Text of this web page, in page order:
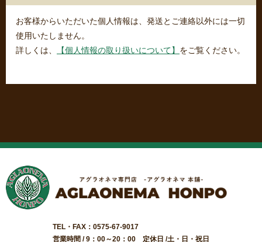
お客様からいただいた個人情報は、発送とご連絡以外には一切
使用いたしません。
詳しくは、
【個人情報の取り扱いについて】 をご覧ください。
TEL・FAX：0575-67-9017
営業時間 / 9：00～20：00 定休日 /土・日・祝日